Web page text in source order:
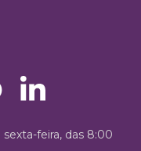
feira, das 8:00